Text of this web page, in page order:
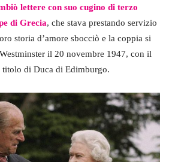
lettere con suo cugino di terzo
di Grecia, che stava prestando servizio
storia d’amore sbocciò e la coppia si
il 20 novembre 1947, con il
titolo di Duca di Edimburgo.